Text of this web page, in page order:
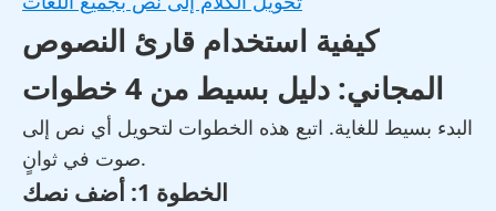
كيفية استخدام قارئ النصوص
المجاني: دليل بسيط من 4 خطوات
البدء بسيط للغاية. اتبع هذه الخطوات لتحويل أي نص إلى
صوت في ثوانٍ.
الخطوة 1: أضف نصك